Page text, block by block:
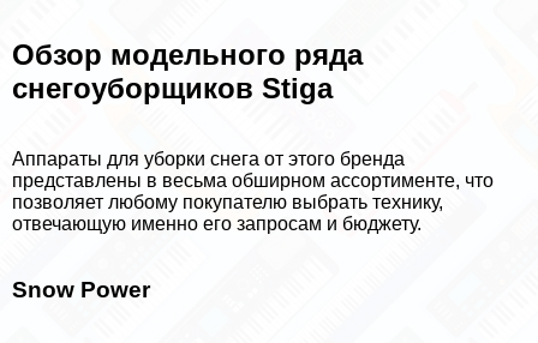
Обзор модельного ряда
снегоуборщиков Stiga
Аппараты для уборки снега от этого бренда
представлены в весьма обширном ассортименте, что
позволяет любому покупателю выбрать технику,
отвечающую именно его запросам и бюджету.
Snow Power